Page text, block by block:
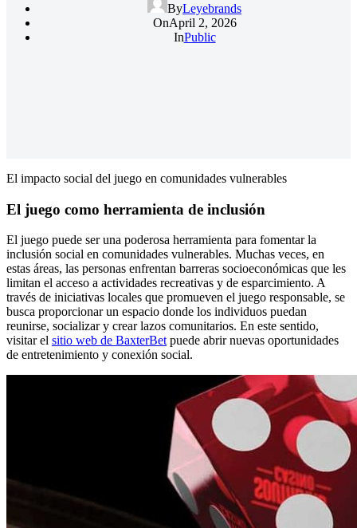
ByLeyebrands
OnApril 2, 2026
InPublic
El impacto social del juego en comunidades vulnerables
El juego como herramienta de inclusión
El juego puede ser una poderosa herramienta para fomentar la
inclusión social en comunidades vulnerables. Muchas veces, en
estas áreas, las personas enfrentan barreras socioeconómicas que les
limitan el acceso a actividades recreativas y de esparcimiento. A
través de iniciativas locales que promueven el juego responsable, se
busca proporcionar un espacio donde los individuos puedan
reunirse, socializar y crear lazos comunitarios. En este sentido,
visitar el sitio web de BaxterBetpuede abrir nuevas oportunidades
de entretenimiento y conexión social.